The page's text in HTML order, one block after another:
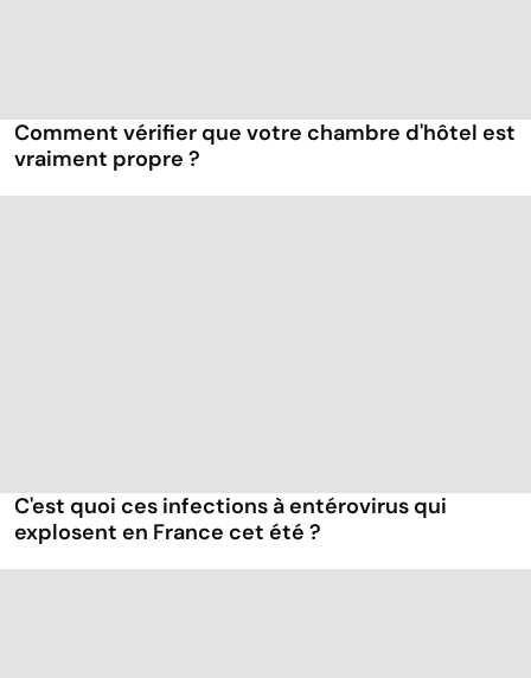
Comment vérifier que votre chambre d'hôtel est
vraiment propre ?
C'est quoi ces infections à entérovirus qui
explosent en France cet été ?